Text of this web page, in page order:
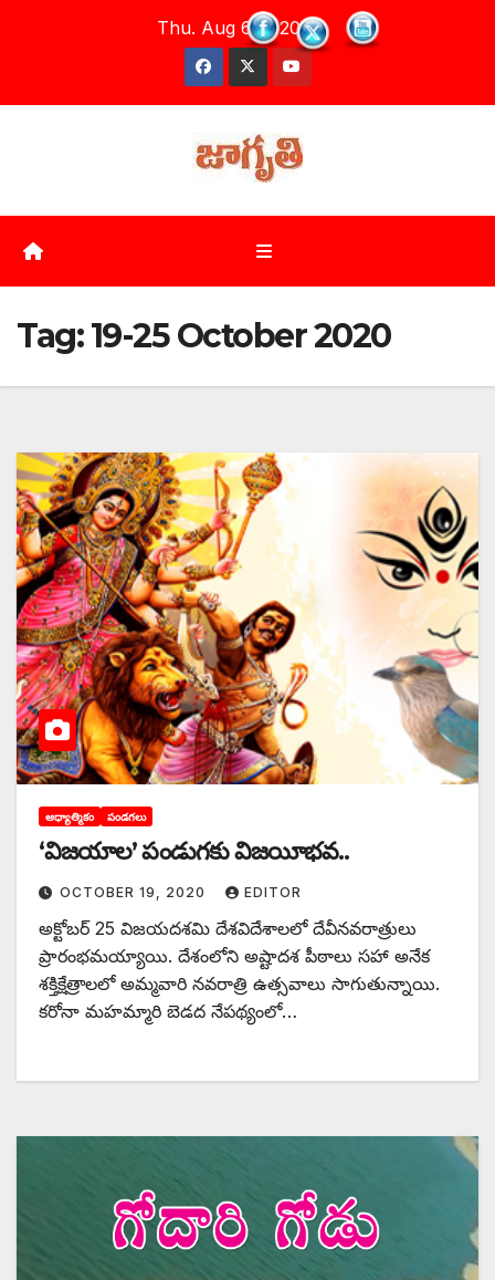
Thu. Aug 6th, 2026
Tag:19-25 October 2020
ఆధ్యాత్మికం పండగలు
‘‌విజయాల’ పండుగకు విజయీభవ..
OCTOBER 19, 2020 EDITOR
అక్టోబర్‌ 25 ‌విజయదశమి దేశవిదేశాలలో దేవీనవరాత్రులు
ప్రారంభమయ్యాయి. దేశంలోని అష్టాదశ పీఠాలు సహా అనేక
శక్తిక్షేత్రాలలో అమ్మవారి నవరాత్రి ఉత్సవాలు సాగుతున్నాయి.
కరోనా మహమ్మారి బెడద నేపథ్యంలో…